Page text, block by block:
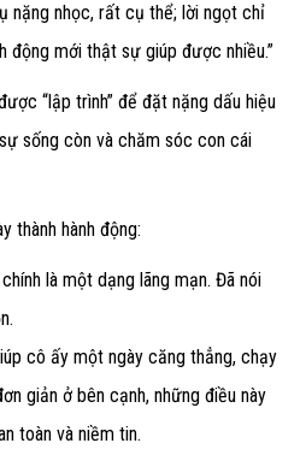
nặng nhọc, rất cụ thể; lời ngọt chỉ
động mới thật sự giúp được nhiều.”
“lập trình” để đặt nặng dấu hiệu
sống còn và chăm sóc con cái
thành hành động:
là một dạng lãng mạn. Đã nói
cô ấy một ngày căng thẳng, chạy
giản ở bên cạnh, những điều này
toàn và niềm tin.